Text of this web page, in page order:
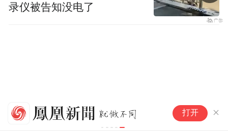
打开
录仪被告知没电了